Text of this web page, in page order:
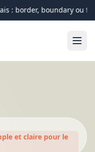
: border, boundary ou
et claire pour le